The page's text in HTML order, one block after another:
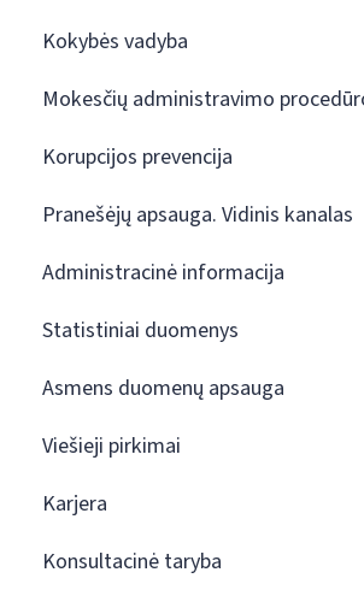
Kokybės vadyba
Mokesčių administravimo
Korupcijos prevencija
Pranešėjų apsauga. Vidinis kanalas
Administracinė informacija
Statistiniai duomenys
Asmens duomenų apsauga
Viešieji pirkimai
Karjera
Konsultacinė taryba